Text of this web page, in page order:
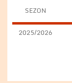
SEZON
2025/2026